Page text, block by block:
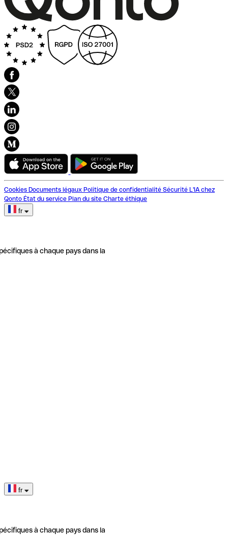
Cookies Documents légaux Politique de confidentialité Sécurité L'IA chez
Qonto État du service Plan du site Charte éthique
fr
à chaque pays dans la
fr
à chaque pays dans la